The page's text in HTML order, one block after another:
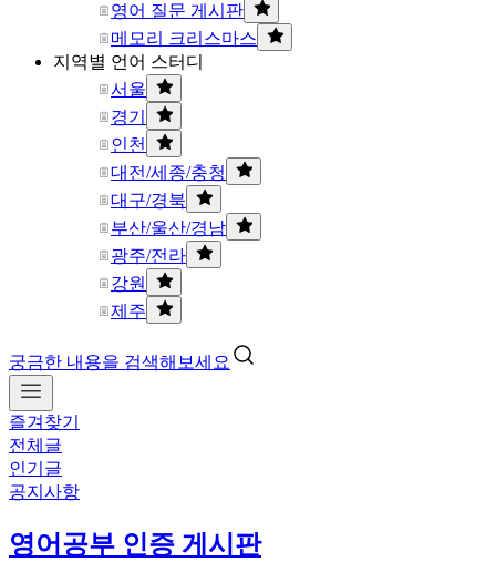
영어 질문 게시판
메모리 크리스마스
지역별 언어 스터디
서울
경기
인천
대전/세종/충청
대구/경북
부산/울산/경남
광주/전라
강원
제주
궁금한 내용을 검색해보세요
즐겨찾기
전체글
인기글
공지사항
영어공부 인증 게시판